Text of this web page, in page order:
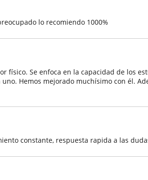
lo recomiendo 1000%
físico. Se enfoca en la capacidad de los
Hemos mejorado muchísimo con él.
constante, respuesta rapida a las